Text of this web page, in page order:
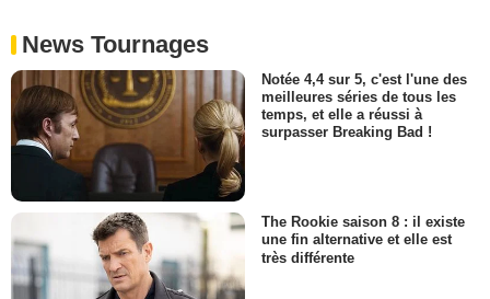
News Tournages
Notée 4,4 sur 5, c'est l'une des
meilleures séries de tous les
temps, et elle a réussi à
surpasser Breaking Bad !
The Rookie saison 8 : il existe
une fin alternative et elle est
très différente